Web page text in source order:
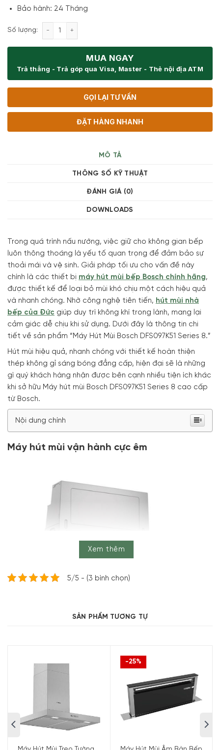
Bảo hành: 24 Tháng
Số lượng: Máy Hút Mùi Bosch DFS097K51 Series 8 số lượng
MUA NGAY
Trả thẳng - Trả góp qua Visa, Master - Thẻ nội địa ATM
GỌI LẠI TƯ VẤN
ĐẶT HÀNG NHANH
MÔ TẢ
THÔNG SỐ KỸ THUẬT
ĐÁNH GIÁ (0)
DOWNLOADS
Trong quá trình nấu nướng, việc giữ cho không gian bếp
luôn thông thoáng là yếu tố quan trọng để đảm bảo sự
thoải mái và vệ sinh. Giải pháp tối ưu cho vấn đề này
chính là các thiết bị máy hút mùi bếp Bosch chính hãng,
được thiết kế để loại bỏ mùi khó chịu một cách hiệu quả
và nhanh chóng. Nhờ công nghệ tiên tiến, hút mùi nhà
bếp của Đức giúp duy trì không khí trong lành, mang lại
cảm giác dễ chịu khi sử dụng. Dưới đây là thông tin chi
tiết về sản phẩm “Máy Hút Mùi Bosch DFS097K51 Series 8.”
Hút mùi hiệu quả, nhanh chóng với thiết kế hoàn thiện
thép không gỉ sáng bóng đẳng cấp, hiện đại sẽ là những
gì quý khách hàng nhận được bên cạnh nhiều tiện ích khác
khi sở hữu Máy hút mùi Bosch DFS097K51 Series 8 cao cấp
từ Bosch.
Nội dung chính
Máy hút mùi vận hành cực êm
căn bếp của mình. Công việc nấu nướng sẽ trở nên thư
đắc lực trong mọi nhà bếp. Nhờ các chức năng giảm
tiếng ồn, máy có thể giảm được 3dB tiếng ồn, đảm bảo
hoạt động êm ái hơn ở mọi cấp độ.
Điều khiển TouchSelect Control cảm ứng
Với bảng điều khiển TouchSelect Control đặc trưng của
Xem thêm
5/5 - (3 bình chọn)
SẢN PHẨM TƯƠNG TỰ
-25%